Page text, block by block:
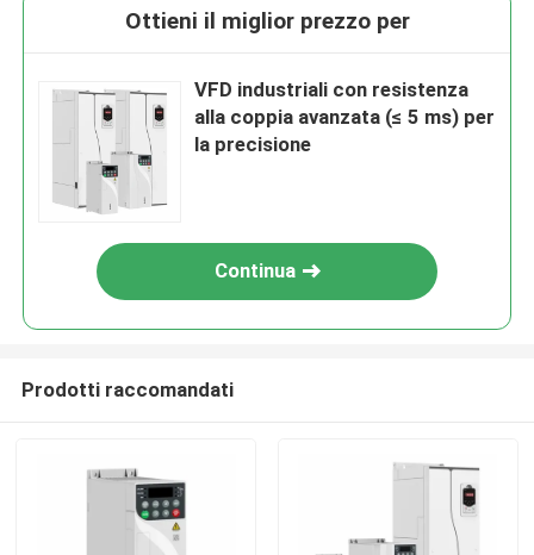
Ottieni il miglior prezzo per
VFD industriali con resistenza
alla coppia avanzata (≤ 5 ms) per
la precisione
Continua
Prodotti raccomandati